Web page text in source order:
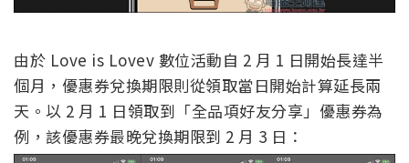
由於 Love is Lovev 數位活動自 2 月 1 日開始長達半
個月，優惠券兌換期限則從領取當日開始計算延長兩
天。以 2 月 1 日領取到「全品項好友分享」優惠券為
例，該優惠券最晚兌換期限到 2 月 3 日：